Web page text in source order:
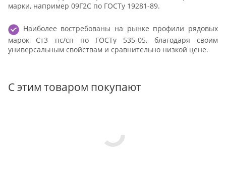
марки, например 09Г2С по ГОСТу 19281-89.
Наиболее востребованы на рынке профили рядовых
марок Ст3 пс/сп по ГОСТу 535-05, благодаря своим
универсальным свойствам и сравнительно низкой цене.
С этим товаром покупают